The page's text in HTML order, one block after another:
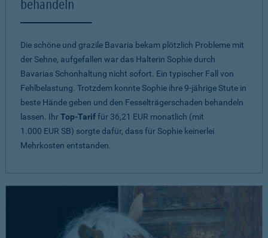
behandeln
Die schöne und grazile Bavaria bekam plötzlich Probleme mit
der Sehne, aufgefallen war das Halterin Sophie durch
Bavarias Schonhaltung nicht sofort. Ein typischer Fall von
Fehlbelastung. Trotzdem konnte Sophie ihre 9-jährige Stute in
beste Hände geben und den Fesselträgerschaden behandeln
lassen. IhrTop-Tariffür 36,21 EUR monatlich (mit
1.000 EUR SB) sorgte dafür, dass für Sophie keinerlei
Mehrkosten entstanden.